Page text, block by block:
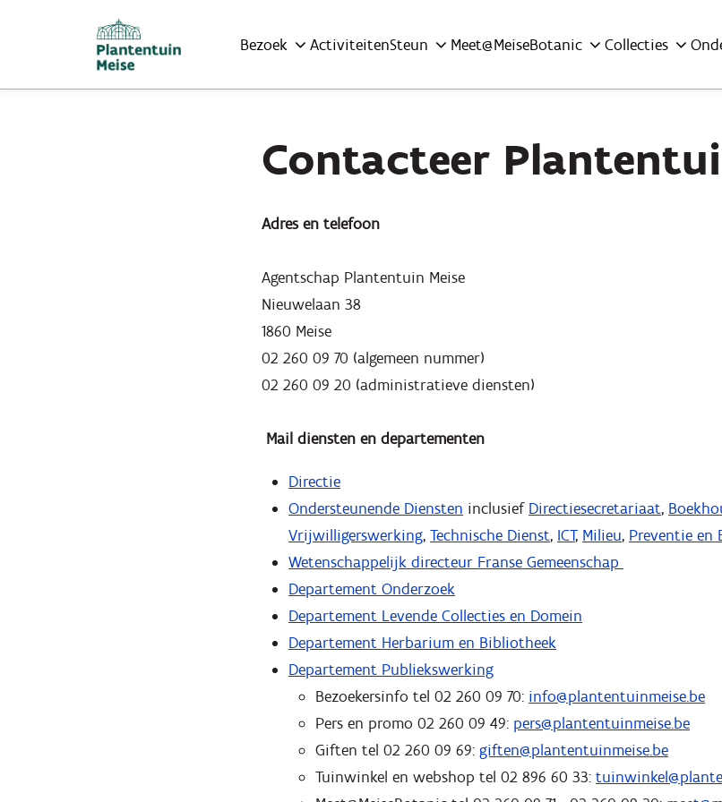
Bezoek ActiviteitenSteun Meet@MeiseBotanic Collecties
Contacteer
Adres en telefoon
Agentschap Plantentuin Meise
Nieuwelaan 38
1860 Meise
02 260 09 70 (algemeen nummer)
02 260 09 20 (administratieve diensten)
Mail diensten en departementen
Directie
Ondersteunende Diensten inclusief Directiesecretariaat,
Vrijwilligerswerking,Technische Dienst, ICT, Milieu, Preventie en
Wetenschappelijk directeur Franse Gemeenschap
Departement Onderzoek
Departement Levende Collecties en Domein
Departement Herbarium en Bibliotheek
Departement Publiekswerking
Bezoekersinfo tel 02 260 09 70: info@plantentuinmeise.be
Pers en promo 02 260 09 49: pers@plantentuinmeise.be
Giften tel 02 260 09 69: giften@plantentuinmeise.be
Tuinwinkel en webshop tel 02 896 60 33: